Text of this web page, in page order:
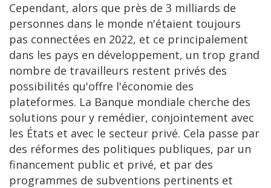
Cependant, alors que près de 3 milliards de
personnes dans le monde n'étaient toujours
pas connectées en 2022, et ce principalement
dans les pays en développement, un trop grand
nombre de travailleurs restent privés des
possibilités qu'offre l'économie des
plateformes. La Banque mondiale cherche des
solutions pour y remédier, conjointement avec
les États et avec le secteur privé. Cela passe par
des réformes des politiques publiques, par un
financement public et privé, et par des
programmes de subventions pertinents et